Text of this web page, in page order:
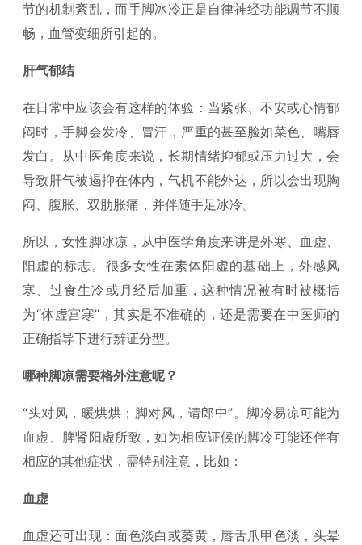
节的机制紊乱，而手脚冰冷正是自律神经功能调节不顺
畅，血管变细所引起的。
肝气郁结
在日常中应该会有这样的体验：当紧张、不安或心情郁
闷时，手脚会发冷、冒汗，严重的甚至脸如菜色、嘴唇
发白。从中医角度来说，长期情绪抑郁或压力过大，会
导致肝气被遏抑在体内，气机不能外达，所以会出现胸
闷、腹胀、双肋胀痛，并伴随手足冰冷。
所以，女性脚冰凉，从中医学角度来讲是外寒、血虚、
阳虚的标志。很多女性在素体阳虚的基础上，外感风
寒、过食生冷或月经后加重，这种情况被有时被概括
为“体虚宫寒”，其实是不准确的，还是需要在中医师的
正确指导下进行辨证分型。
哪种脚凉需要格外注意呢？
“头对风，暖烘烘；脚对风，请郎中”。脚冷易凉可能为
血虚、脾肾阳虚所致，如为相应证候的脚冷可能还伴有
相应的其他症状，需特别注意，比如：
血虚
血虚还可出现：面色淡白或萎黄，唇舌爪甲色淡，头晕